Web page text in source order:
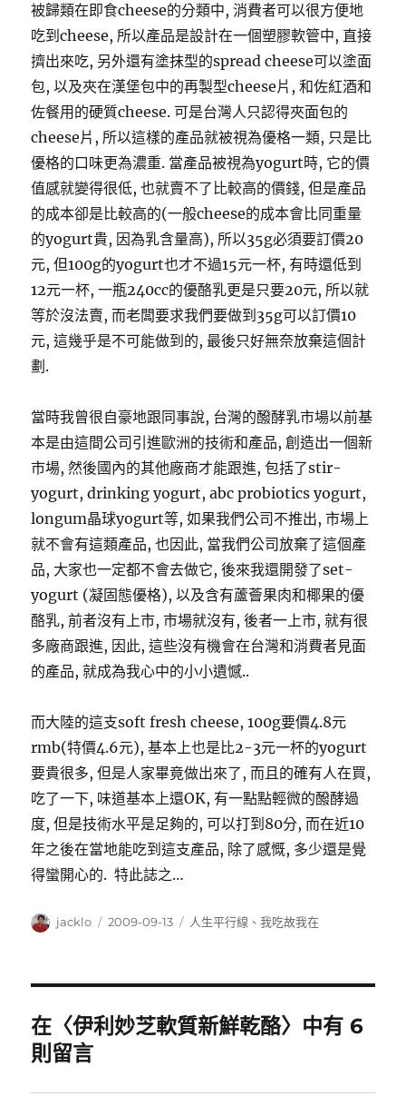
被歸類在即食cheese的分類中, 消費者可以很方便地
吃到cheese, 所以產品是設計在一個塑膠軟管中, 直接
擠出來吃, 另外還有塗抹型的spread cheese可以塗面
包, 以及夾在漢堡包中的再製型cheese片, 和佐紅酒和
佐餐用的硬質cheese. 可是台灣人只認得夾面包的
cheese片, 所以這樣的產品就被視為優格一類, 只是比
優格的口味更為濃重. 當產品被視為yogurt時, 它的價
值感就變得很低, 也就賣不了比較高的價錢, 但是產品
的成本卻是比較高的(一般cheese的成本會比同重量
的yogurt貴, 因為乳含量高), 所以35g必須要訂價20
元, 但100g的yogurt也才不過15元一杯, 有時還低到
12元一杯, 一瓶240cc的優酪乳更是只要20元, 所以就
等於沒法賣, 而老闆要求我們要做到35g可以訂價10
元, 這幾乎是不可能做到的, 最後只好無奈放棄這個計
劃.
當時我曾很自豪地跟同事說, 台灣的醱酵乳市場以前基
本是由這間公司引進歐洲的技術和產品, 創造出一個新
市場, 然後國內的其他廠商才能跟進, 包括了stir-
yogurt, drinking yogurt, abc probiotics yogurt,
longum晶球yogurt等, 如果我們公司不推出, 市場上
就不會有這類產品, 也因此, 當我們公司放棄了這個產
品, 大家也一定都不會去做它, 後來我還開發了set-
yogurt (凝固態優格), 以及含有蘆薈果肉和椰果的優
酪乳, 前者沒有上市, 市場就沒有, 後者一上市, 就有很
多廠商跟進, 因此, 這些沒有機會在台灣和消費者見面
的產品, 就成為我心中的小小遺憾..
而大陸的這支soft fresh cheese, 100g要價4.8元
rmb(特價4.6元), 基本上也是比2-3元一杯的yogurt
要貴很多, 但是人家畢竟做出來了, 而且的確有人在買,
吃了一下, 味道基本上還OK, 有一點點輕微的醱酵過
度, 但是技術水平是足夠的, 可以打到80分, 而在近10
年之後在當地能吃到這支產品, 除了感慨, 多少還是覺
得蠻開心的. 特此誌之…
作
jacklo
發
2009-09-13
分
人生平行線 、我吃故我在
在〈伊利妙芝軟質新鮮乾酪〉中有 6
則留言